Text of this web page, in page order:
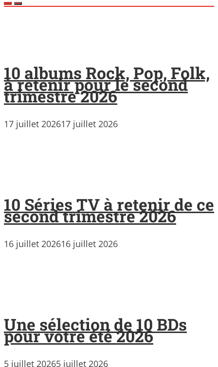
10 albums Rock, Pop, Folk,
à retenir pour le second
trimestre 2026
17 juillet 202617 juillet 2026
10 Séries TV à retenir de ce
second trimestre 2026
16 juillet 202616 juillet 2026
Une sélection de 10 BDs
pour votre été 2026
5 juillet 20265 juillet 2026